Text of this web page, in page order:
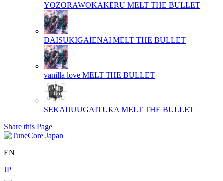
YOZORAWOKAKERU MELT THE BULLET
DAISUKIGAIENAI MELT THE BULLET
vanilla love MELT THE BULLET
SEKAIJUUGAITUKA MELT THE BULLET
Share this Page
EN
JP